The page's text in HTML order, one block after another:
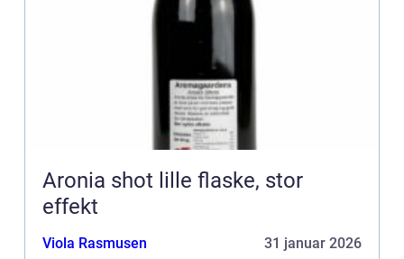
Aronia shot lille flaske, stor
effekt
Viola Rasmusen 31 januar 2026